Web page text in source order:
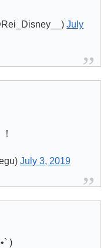
July
July 3, 2019
)